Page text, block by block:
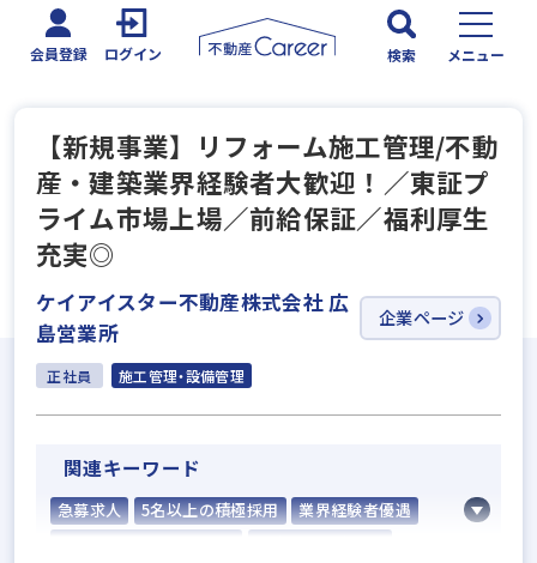
会員登録 ログイン 検索 メニュー
【新規事業】リフォーム施工管理/不動
産・建築業界経験者大歓迎！／東証プ
ライム市場上場／前給保証／福利厚生
充実◎
ケイアイスター不動産株式会社 広
島営業所
企業ページ
正社員 施工管理・設備管理
関連キーワード
急募求人 5名以上の積極採用
業界経験者優遇